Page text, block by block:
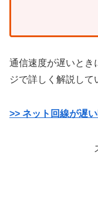
通信速度が遅いとき
ジで詳しく解説して
>> ネット回線が遅